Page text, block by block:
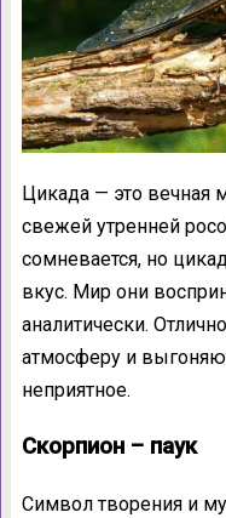
Цикада — это вечная
свежей утренней
сомневается, но
вкус. Мир они
аналитически.
атмосферу и
неприятное.
Скорпион – паук
Символ творения и